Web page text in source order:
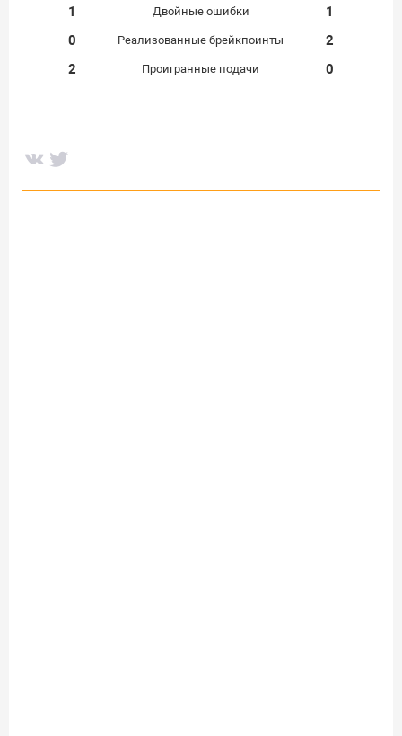
1
Двойные ошибки
1
0
Реализованные брейкпоинты
2
2
Проигранные подачи 0